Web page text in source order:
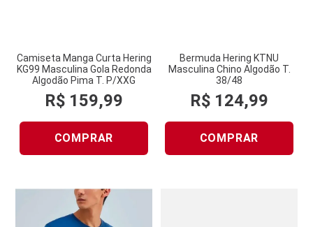
Camiseta Manga Curta Hering
KG99 Masculina Gola Redonda
Algodão Pima T. P/XXG
R$ 159,99
COMPRAR
Bermuda Hering KTNU
Masculina Chino Algodão T.
38/48
R$ 124,99
COMPRAR